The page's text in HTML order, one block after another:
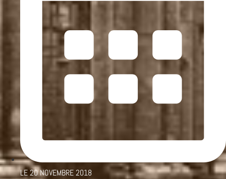
LE20 NOVEMBRE 2018